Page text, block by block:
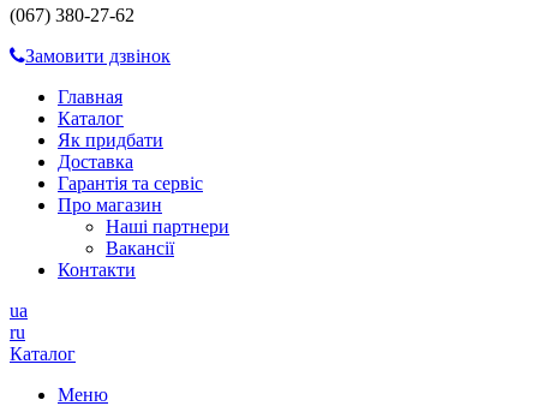
(067) 380-27-62
Замовити дзвінок
Главная
Каталог
Як придбати
Доставка
Гарантія та сервіс
Про магазин
Наші партнери
Вакансії
Контакти
ua
ru
Каталог
Меню